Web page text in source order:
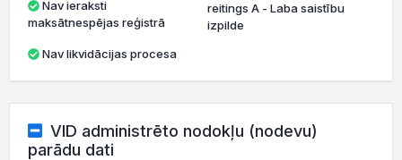
maksātnespējas reģistrā
Nav likvidācijas procesa
reitings A - Laba saistību
izpilde
VID administrēto nodokļu (nodevu)
parādu dati